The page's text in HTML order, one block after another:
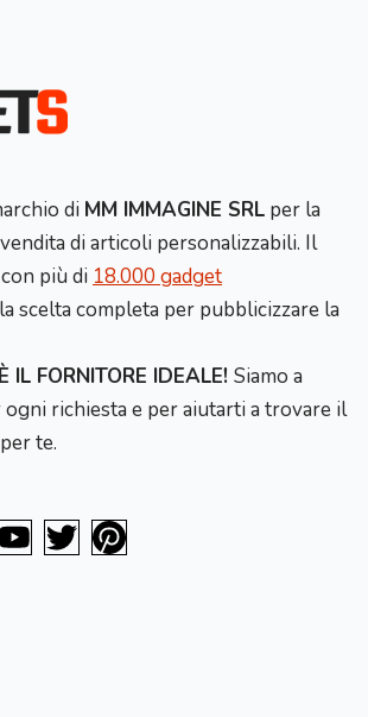
di MM IMMAGINE SRL per la
di articoli personalizzabili. Il
più di 18.000 gadget
scelta completa per pubblicizzare la
IL FORNITORE IDEALE! Siamo a
richiesta e per aiutarti a trovare il
te.